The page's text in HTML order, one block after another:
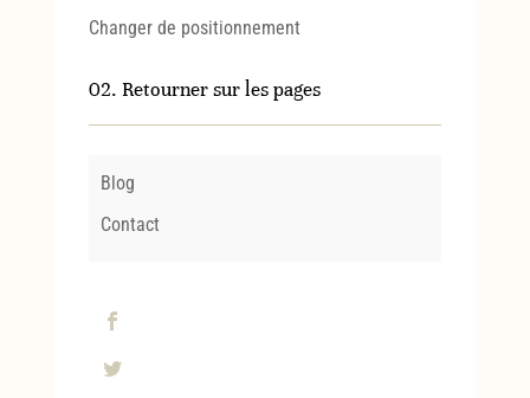
Changer de positionnement
02. Retourner sur les pages
Blog
Contact